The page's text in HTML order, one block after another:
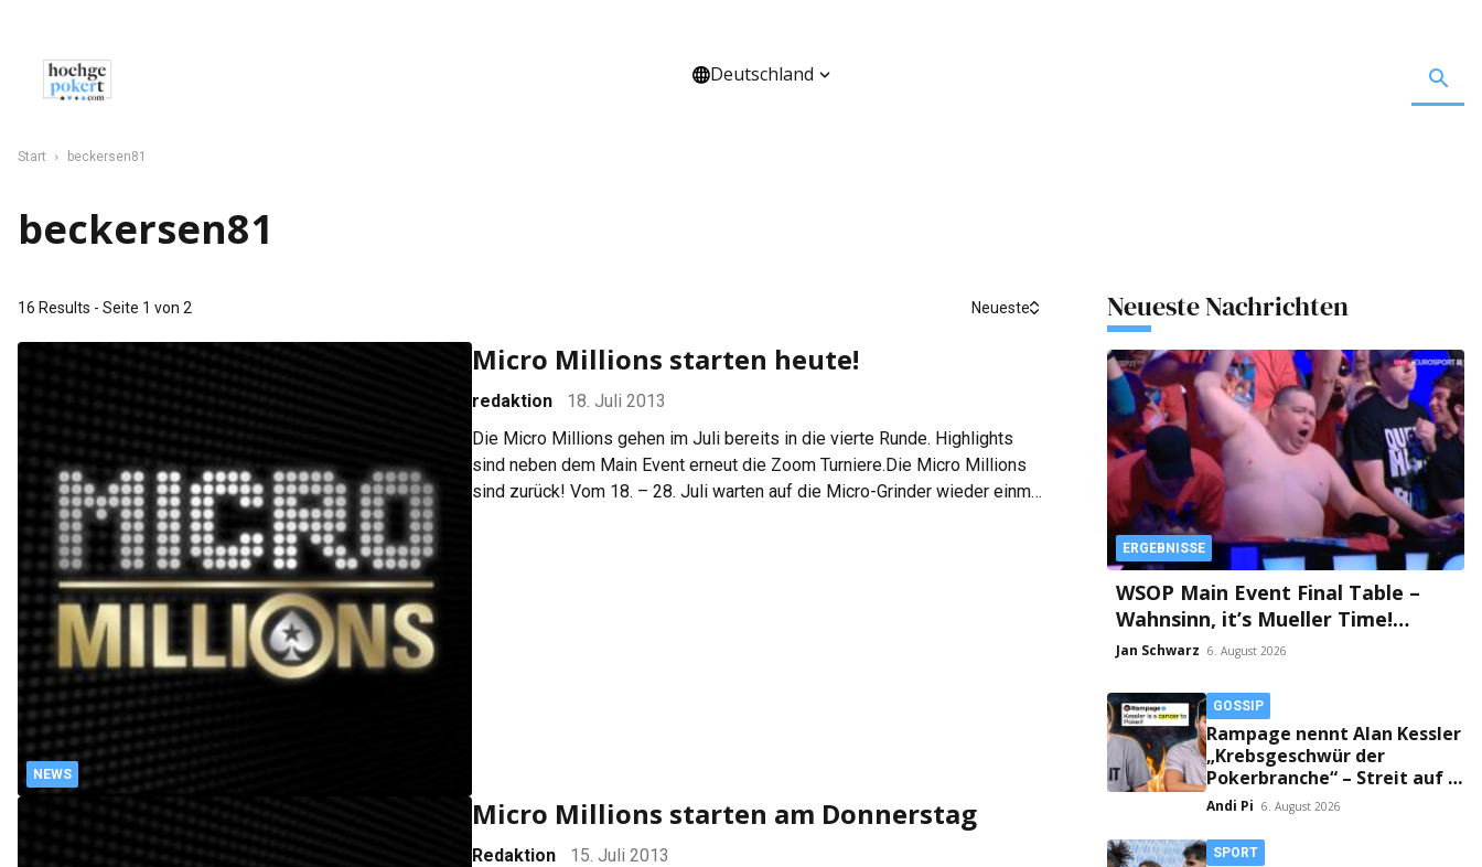
Deutschland
Start beckersen81
beckersen81
16 Results - Seite 1 von 2 Neueste
NEWS
Micro Millions starten heute!
redaktion
18. Juli 2013
Die Micro Millions gehen im Juli bereits in die vierte Runde. Highlights
sind neben dem Main Event erneut die Zoom Turniere.Die Micro Millions
sind zurück! Vom 18. – 28. Juli warten auf die Micro-Grinder wieder einmal
Micro Millions starten am Donnerstag
Redaktion
15. Juli 2013
Neueste Nachrichten
ERGEBNISSE
WSOP Main Event Final Table –
Wahnsinn, it’s Mueller Time!
Millionen-Drama und die finnische
Jan Schwarz 6. August 2026
GOSSIP
Rampage nennt Alan Kessler
„Krebsgeschwür der
Pokerbranche“ – Streit auf X
eskaliert!
Andi Pi 6. August 2026
SPORT